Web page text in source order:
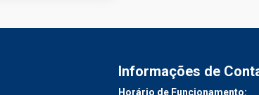
Informações de
Horário de Funcionamento: